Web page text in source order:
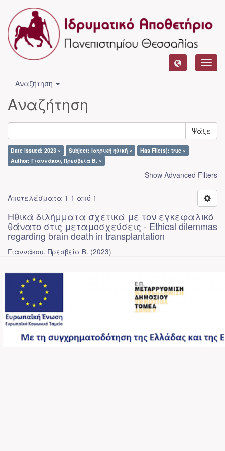
Αναζήτηση
Αναζήτηση
Ψάξε
Date issued: 2023 × Subject: Ιατρική ηθική ×
Has File(s): true ×
Author: Γιαννάκου, Πρεσβεία Β. ×
Show Advanced Filters
Αποτελέσματα 1-1 από 1
Ηθικά διλήμματα σχετικά με τον εγκεφαλικό
θάνατο στις μεταμοσχεύσεις - Ethical dilemmas
regarding brain death in transplantation
Γιαννάκου, Πρεσβεία Β. (2023)